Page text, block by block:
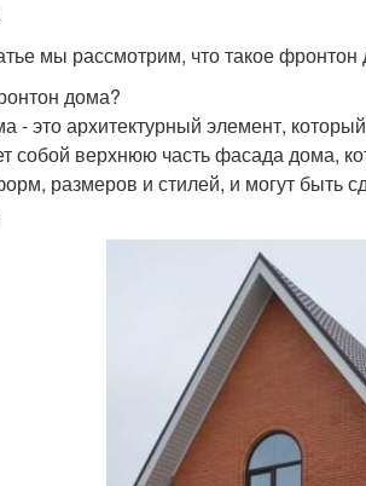
мы рассмотрим, что такое фронтон
дома?
- это архитектурный элемент,
собой верхнюю часть фасада дома,
размеров и стилей, и могут быть